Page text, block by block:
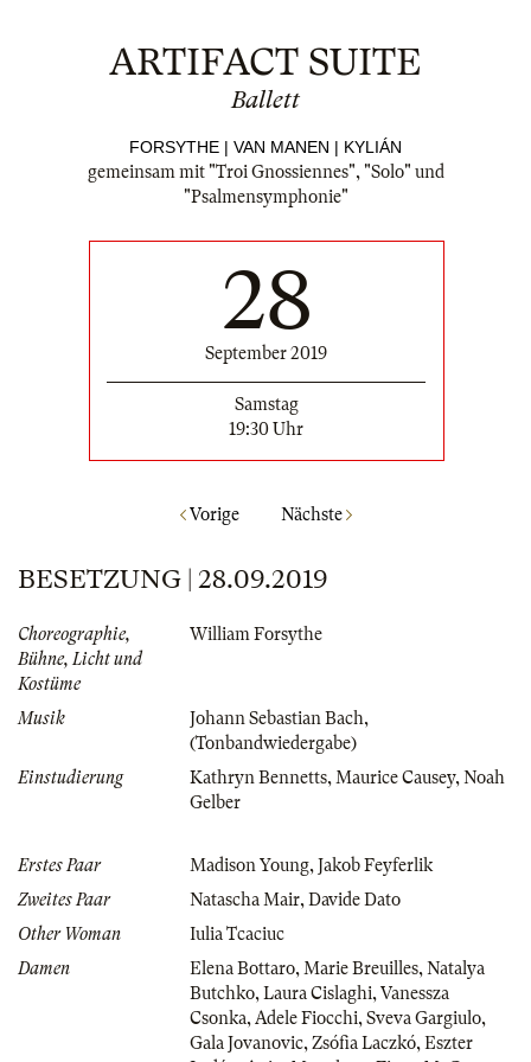
ARTIFACT SUITE
Ballett
FORSYTHE | VAN MANEN | KYLIÁN
gemeinsam mit "Troi Gnossiennes", "Solo" und
"Psalmensymphonie"
28
September 2019
Samstag
19:30 Uhr
Vorige Nächste
BESETZUNG | 28.09.2019
Choreographie,
Bühne, Licht und
Kostüme
William Forsythe
Musik Johann Sebastian Bach,
(Tonbandwiedergabe)
Einstudierung
Kathryn Bennetts, Maurice Causey, Noah
Gelber
Erstes Paar Madison Young, Jakob Feyferlik
Zweites Paar
Natascha Mair, Davide Dato
Other Woman
Iulia Tcaciuc
Damen
Elena Bottaro, Marie Breuilles, Natalya
Butchko, Laura Cislaghi, Vanessza
Csonka, Adele Fiocchi, Sveva Gargiulo,
Gala Jovanovic, Zsófia Laczkó, Eszter